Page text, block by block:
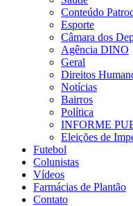
Conteúdo
Esporte
Câmara dos
Agência DINO
Geral
Direitos
Notícias
Bairros
Política
INFORME
Eleições de
Futebol
Colunistas
Vídeos
Farmácias de Plantão
Contato